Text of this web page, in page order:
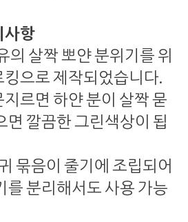
사항
의 살짝 뽀얀 분위기를 위
으로 제작되었습니다.
르면 하얀 분이 살짝 묻
면 깔끔한 그린색상이 됩
묶음이 줄기에 조립되어
를 분리해서도 사용 가능